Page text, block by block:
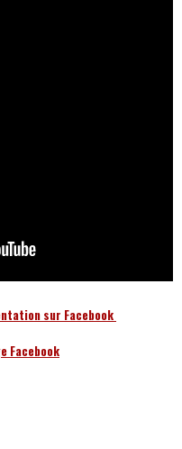
sur Facebook
Facebook